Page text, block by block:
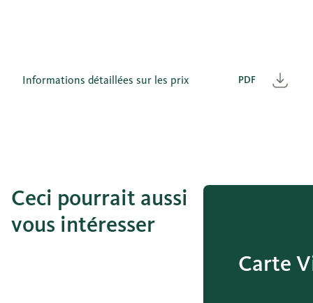
PDF
Informations détaillées sur les prix
Ceci pourrait aussi
vous intéresser
Carte